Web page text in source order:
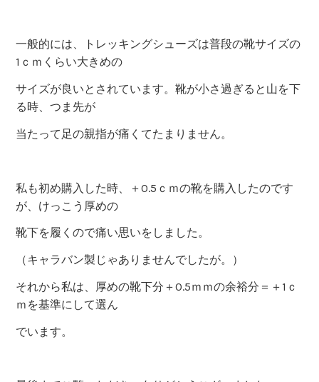
一般的には、トレッキングシューズは普段の靴サイズの
1ｃｍくらい大きめの
サイズが良いとされています。靴が小さ過ぎると山を下
る時、つま先が
当たって足の親指が痛くてたまりません。
私も初め購入した時、＋0.5ｃｍの靴を購入したのです
が、けっこう厚めの
靴下を履くので痛い思いをしました。
（キャラバン製じゃありませんでしたが。）
それから私は、厚めの靴下分＋0.5ｍｍの余裕分＝＋1ｃ
ｍを基準にして選ん
でいます。